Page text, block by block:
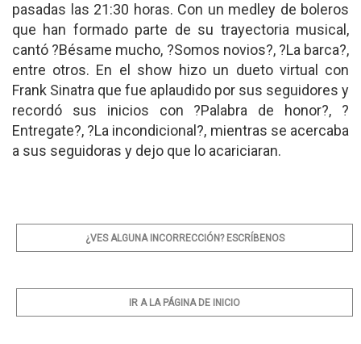
pasadas las 21:30 horas. Con un medley de boleros
que han formado parte de su trayectoria musical,
cantó ?Bésame mucho, ?Somos novios?, ?La barca?,
entre otros. En el show hizo un dueto virtual con
Frank Sinatra que fue aplaudido por sus seguidores y
recordó sus inicios con ?Palabra de honor?, ?
Entregate?, ?La incondicional?, mientras se acercaba
a sus seguidoras y dejo que lo acariciaran.
¿VES ALGUNA INCORRECCIÓN? ESCRÍBENOS
IR A LA PÁGINA DE INICIO